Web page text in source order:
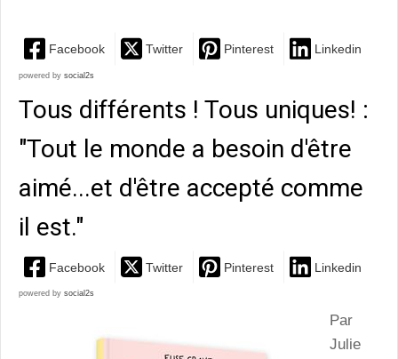
Facebook Twitter Pinterest Linkedin
powered by social2s
Tous différents ! Tous uniques! :
"Tout le monde a besoin d'être
aimé...et d'être accepté comme
il est."
Facebook Twitter Pinterest Linkedin
powered by social2s
Par
Julie